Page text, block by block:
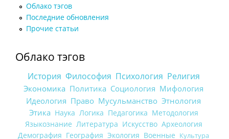
Облако тэгов
Последние обновления
Прочие статьи
Облако тэгов
История Философия Психология Религия
Экономика Политика Социология Мифология
Идеология Право Мусульманство Этнология
Этика Наука Логика Педагогика Методология
Языкознание Литература Искусство Археология
Демография География Экология Военные Культура